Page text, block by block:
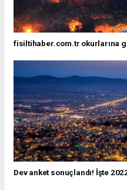
fisiltihaber.com.tr okurlarına
Dev anket sonuçlandı! İşte